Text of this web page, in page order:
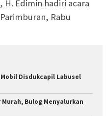
H. Edimin hadiri acara
Rabu
Disdukcapil Labusel
Bulog Menyalurkan